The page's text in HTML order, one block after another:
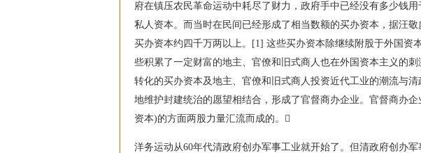
府在镇压农民革命运动中耗尽了财力，政府手中已经没有多少钱
私人资本。而当时在民间已经形成了相当数额的买办资本，据汪
买办资本约四千万两以上。[1] 这些买办资本除继续附股于外国资
些积累了一定财富的地主、官僚和旧式商人也在外国资本主义的
转化的买办资本及地主、官僚和旧式商人投资近代工业的潮流与
地维护封建统治的愿望相结合，形成了官督商办企业。官督商办
资本)的方面两股力量汇流而成的。
洋务运动从60年代清政府创办军事工业就开始了。但清政府创办